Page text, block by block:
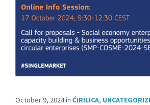
October 9, 2024in ĆIRILICA,